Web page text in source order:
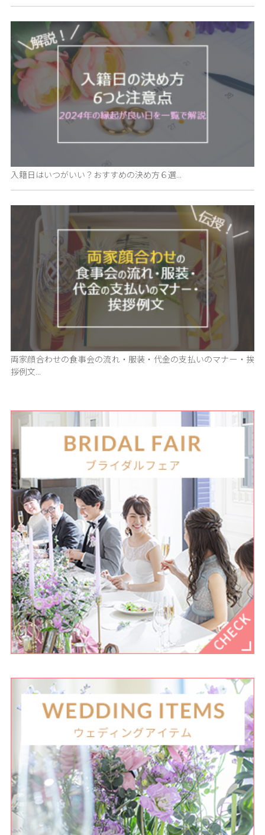
入籍日はいつがいい？おすすめの決め方６選...
両家顔合わせの食事会の流れ・服装・代金の支払いのマナー・挨
拶例文...